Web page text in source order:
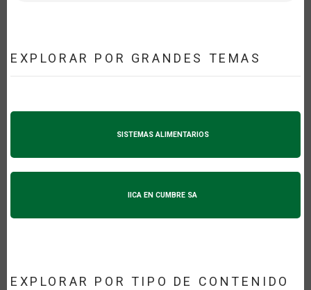
EXPLORAR POR GRANDES TEMAS
SISTEMAS ALIMENTARIOS
IICA EN CUMBRE SA
EXPLORAR POR TIPO DE CONTENIDO